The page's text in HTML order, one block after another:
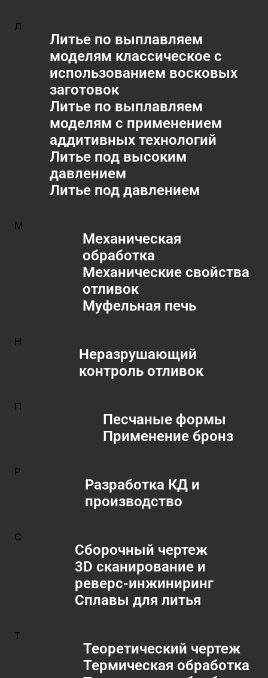
Л
Литье по выплавляем
моделям классическое с
использованием восковых
заготовок
Литье по выплавляем
моделям с применением
аддитивных технологий
Литье под высоким
давлением
Литье под давлением
М
Механическая
обработка
Механические свойства
отливок
Муфельная печь
Н
Неразрушающий
контроль отливок
П
Песчаные формы
Применение бронз
Р
Разработка КД и
производство
С
Сборочный чертеж
3D сканирование и
реверс-инжиниринг
Сплавы для литья
Т
Теоретический чертеж
Термическая обработка